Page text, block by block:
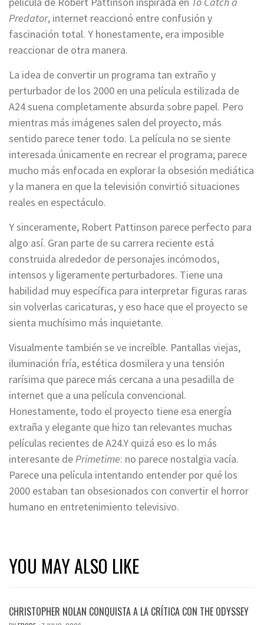
Predator, internet reaccionó entre confusión y
fascinación total. Y honestamente, era imposible
reaccionar de otra manera.
La idea de convertir un programa tan extraño y
perturbador de los 2000 en una película estilizada de
A24 suena completamente absurda sobre papel. Pero
mientras más imágenes salen del proyecto, más
sentido parece tener todo. La película no se siente
interesada únicamente en recrear el programa; parece
mucho más enfocada en explorar la obsesión mediática
y la manera en que la televisión convirtió situaciones
reales en espectáculo.
Y sinceramente, Robert Pattinson parece perfecto para
algo así. Gran parte de su carrera reciente está
construida alrededor de personajes incómodos,
intensos y ligeramente perturbadores. Tiene una
habilidad muy específica para interpretar figuras raras
sin volverlas caricaturas, y eso hace que el proyecto se
sienta muchísimo más inquietante.
Visualmente también se ve increíble. Pantallas viejas,
iluminación fría, estética dosmilera y una tensión
rarísima que parece más cercana a una pesadilla de
internet que a una película convencional.
Honestamente, todo el proyecto tiene esa energía
extraña y elegante que hizo tan relevantes muchas
películas recientes de A24.Y quizá eso es lo más
interesante dePrimetime: no parece nostalgia vacía.
Parece una película intentando entender por qué los
2000 estaban tan obsesionados con convertir el horror
humano en entretenimiento televisivo.
YOU MAY ALSO LIKE
CHRISTOPHER NOLAN CONQUISTA A LA CRÍTICA CON THE ODYSSEY